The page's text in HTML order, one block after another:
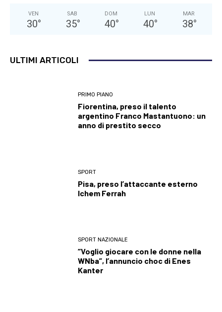
VEN
30°
SAB
35°
DOM
40°
LUN
40°
MAR
38°
ULTIMI ARTICOLI
PRIMO PIANO
Fiorentina, preso il talento
argentino Franco Mastantuono: un
anno di prestito secco
SPORT
Pisa, preso l’attaccante esterno
Ichem Ferrah
SPORT NAZIONALE
“Voglio giocare con le donne nella
WNba”, l’annuncio choc di Enes
Kanter